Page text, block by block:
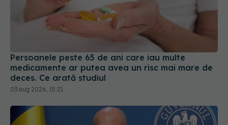
Persoanele peste 65 de ani care iau multe
medicamente ar putea avea un risc mai mare de
deces. Ce arată studiul
03 aug 2026, 15:21